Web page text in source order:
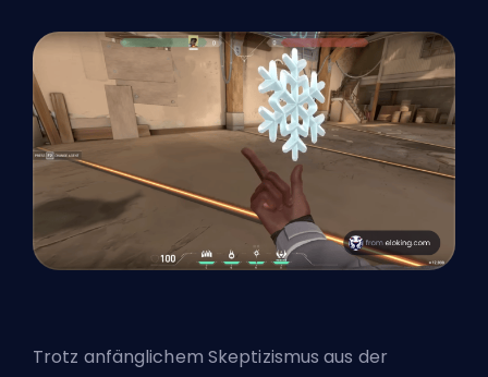
Trotz anfänglichem Skeptizismus aus der